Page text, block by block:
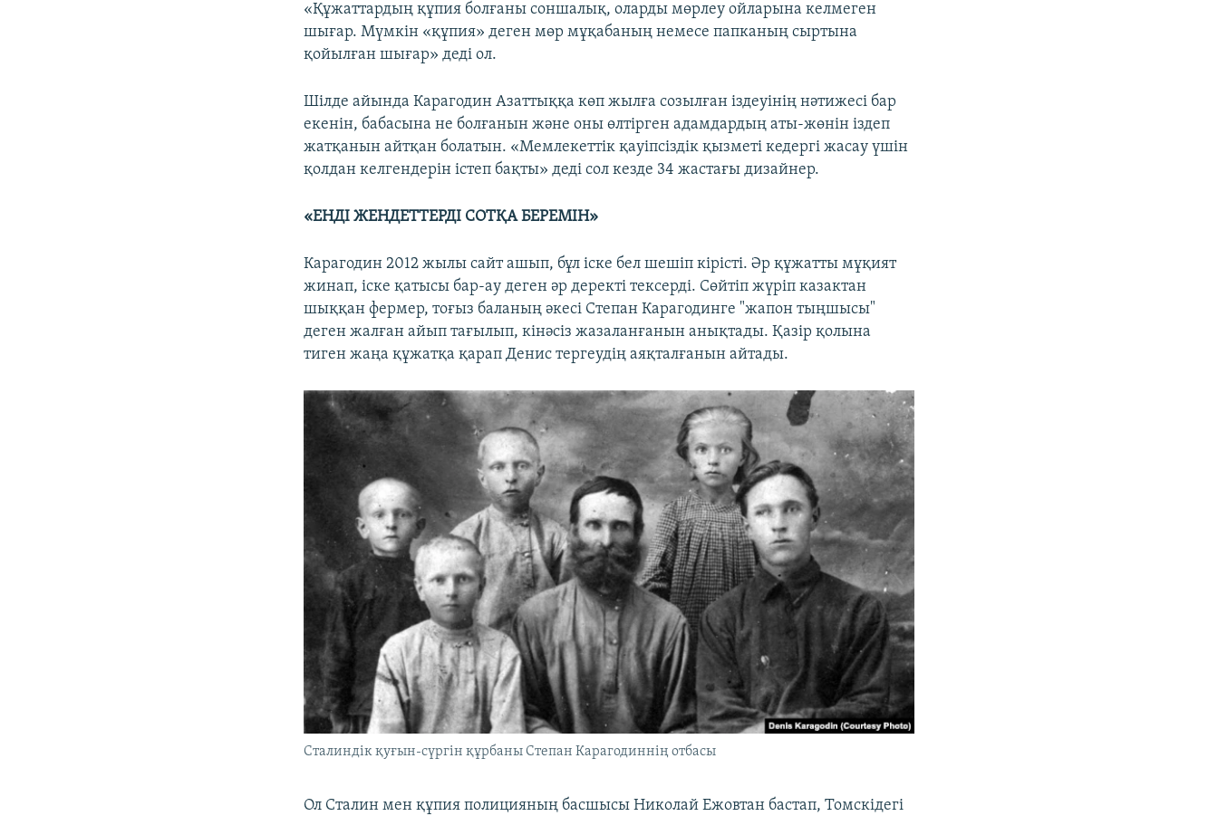
«Құжаттардың құпия болғаны соншалық, оларды мөрлеу ойларына келмеген
шығар. Мүмкін «құпия» деген мөр мұқабаның немесе папканың сыртына
қойылған шығар» деді ол.
Шілде айында Карагодин Азаттыққа көп жылға созылған іздеуінің нәтижесі бар
екенін, бабасына не болғанын және оны өлтірген адамдардың аты-жөнін іздеп
жатқанын айтқан болатын. «Мемлекеттік қауіпсіздік қызметі кедергі жасау үшін
қолдан келгендерін істеп бақты» деді сол кезде 34 жастағы дизайнер.
«ЕНДІ ЖЕНДЕТТЕРДІ СОТҚА БЕРЕМІН»
Карагодин 2012 жылы сайт ашып, бұл іске бел шешіп кірісті. Әр құжатты мұқият
жинап, іске қатысы бар-ау деген әр деректі тексерді. Сөйтіп жүріп казактан
шыққан фермер, тоғыз баланың әкесі Степан Карагодинге "жапон тыңшысы"
деген жалған айып тағылып, кінәсіз жазаланғанын анықтады. Қазір қолына
тиген жаңа құжатқа қарап Денис тергеудің аяқталғанын айтады.
Сталиндік қуғын-сүргін құрбаны Степан Карагодиннің отбасы
Ол Сталин мен құпия полицияның басшысы Николай Ежовтан бастап, Томскідегі